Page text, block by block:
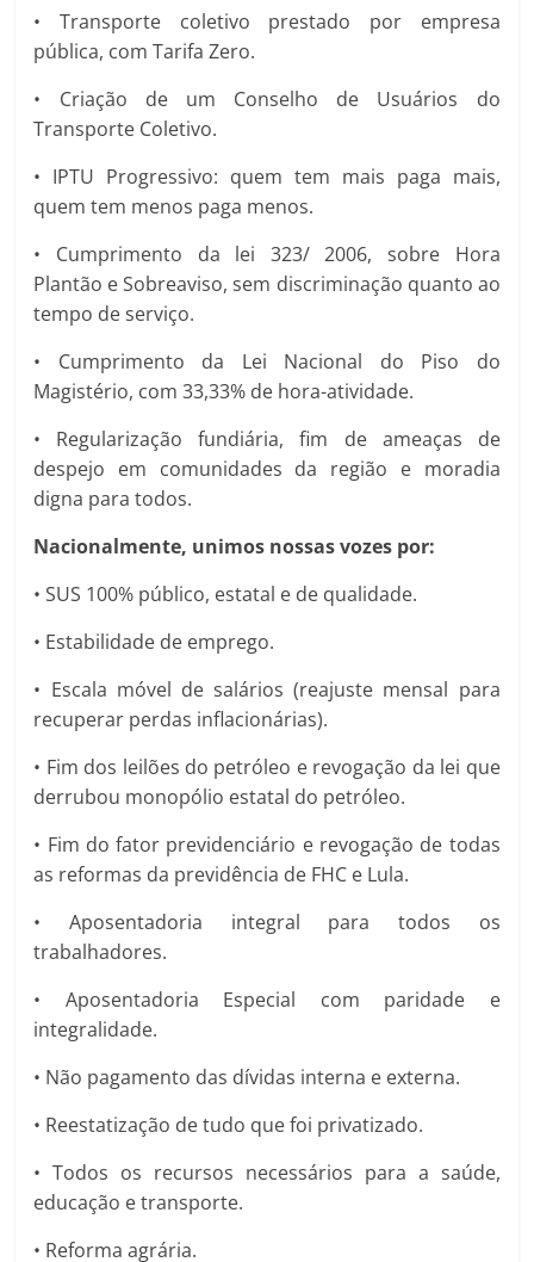
• Transporte coletivo prestado por empresa
pública, com Tarifa Zero.
• Criação de um Conselho de Usuários do
Transporte Coletivo.
• IPTU Progressivo: quem tem mais paga mais,
quem tem menos paga menos.
• Cumprimento da lei 323/ 2006, sobre Hora
Plantão e Sobreaviso, sem discriminação quanto ao
tempo de serviço.
• Cumprimento da Lei Nacional do Piso do
Magistério, com 33,33% de hora-atividade.
• Regularização fundiária, fim de ameaças de
despejo em comunidades da região e moradia
digna para todos.
Nacionalmente, unimos nossas vozes por:
• SUS 100% público, estatal e de qualidade.
• Estabilidade de emprego.
• Escala móvel de salários (reajuste mensal para
recuperar perdas inflacionárias).
• Fim dos leilões do petróleo e revogação da lei que
derrubou monopólio estatal do petróleo.
• Fim do fator previdenciário e revogação de todas
as reformas da previdência de FHC e Lula.
• Aposentadoria integral para todos os
trabalhadores.
• Aposentadoria Especial com paridade e
integralidade.
• Não pagamento das dívidas interna e externa.
• Reestatização de tudo que foi privatizado.
• Todos os recursos necessários para a saúde,
educação e transporte.
• Reforma agrária.